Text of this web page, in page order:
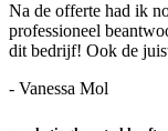
Na de offerte had ik
professioneel
dit bedrijf! Ook de
- Vanessa Mol